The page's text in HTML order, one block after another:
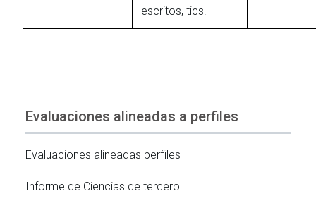
escritos, tics.
Evaluaciones alineadas a perfiles
Evaluaciones alineadas perfiles
Informe de Ciencias de tercero